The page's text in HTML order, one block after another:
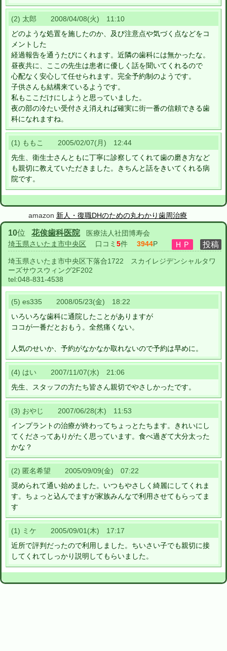
(2) 太郎 2008/04/08(火) 11:10
どのような処置を施したのか、及び注意点や気づく点などをコ
メントした
経過報告を通うたびにくれます。近隣の歯科には無かったな。
昼夜共に、ここの先生は患者に優しく話を聞いてくれるので
心配なく安心して任せられます。完全予約制のようです。
子供さんも結構来ているようです。
私もここだけにしようと思っていました。
夜の部の冷たい受付さえ消えれば確実に街一番の信頼できる歯
科になれますね。
(1) ももこ 2005/02/07(月) 12:44
先生、衛生士さんともに丁寧に診察してくれて歯の磨き方など
も親切に教えていただきました。きちんと話をきいてくれる病
院です。
amazon 新人・復職DHのための丸わかり歯周治療
10位 花俟歯科医院
医療法人社団博寿会
埼玉県さいたま市中央区 口コミ 5件 3944P
埼玉県さいたま市中央区下落合1722 スカイレジデンシャルタワ
ーズサウスウィング2F202
tel:048-831-4538
(5) es335 2008/05/23(金) 18:22
いろいろな歯科に通院したことがありますが
ココが一番だとおもう。全然痛くない。
人気のせいか、予約がなかなか取れないので予約は早めに。
(4) はい 2007/11/07(水) 21:06
先生、スタッフの方たち皆さん親切でやさしかったです。
(3) おやじ 2007/06/28(木) 11:53
インプラントの治療が終わってちょっとたちます。きれいにし
てくださってありがたく思っています。食べ過ぎて大分太った
かな？
(2) 匿名希望 2005/09/09(金) 07:22
奨められて通い始めました。いつもやさしく綺麗にしてくれま
す。ちょっと込んでますが家族みんなで利用させてもらってま
す
(1) ミケ 2005/09/01(木) 17:17
近所で評判だったので利用しました。ちいさい子でも親切に接
してくれてしっかり説明してもらいました。